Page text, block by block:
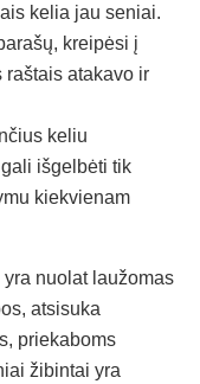
kelia jau seniai.
kreipėsi į
atakavo ir
keliu
išgelbėti tik
kiekvienam
nuolat laužomas
atsisuka
priekaboms
žibintai yra